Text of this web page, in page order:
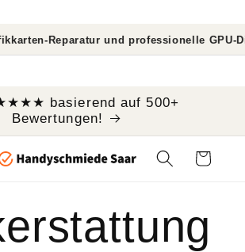
Reparatur und professionelle GPU-
basierend auf 500+
Bewertungen!
Warenkorb